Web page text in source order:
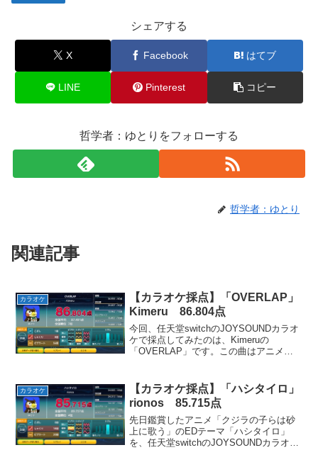
シェアする
X Facebook はてブ
LINE Pinterest コピー
哲学者：ゆとりをフォローする
哲学者：ゆとり
関連記事
カラオケ
【カラオケ採点】「OVERLAP」
Kimeru 86.804点
今回、任天堂switchのJOYSOUNDカラオ
ケで採点してみたのは、Kimeruの
「OVERLAP」です。この曲はアニメ
姿を歌ったようなカッコイイ曲です。お
気に入り...
カラオケ
【カラオケ採点】「ハシタイロ」
rionos 85.715点
先日鑑賞したアニメ「クジラの子らは砂
上に歌う」のEDテーマ「ハシタイロ」
を、任天堂switchのJOYSOUNDカラオケ